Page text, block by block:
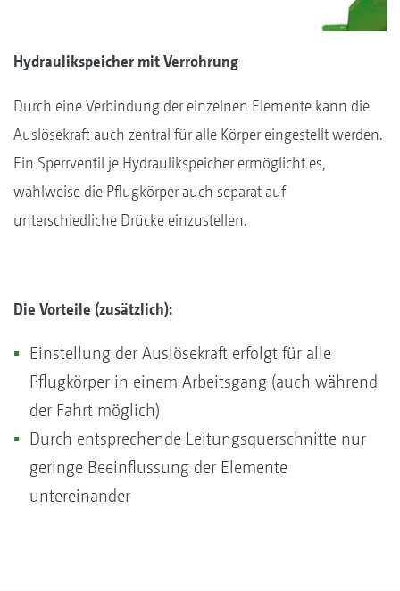
Hydraulikspeicher mit Verrohrung
Durch eine Verbindung der einzelnen Elemente kann die
Auslösekraft auch zentral für alle Körper eingestellt werden.
Ein Sperrventil je Hydraulikspeicher ermöglicht es,
wahlweise die Pflugkörper auch separat auf
unterschiedliche Drücke einzustellen.
Die Vorteile (zusätzlich):
Einstellung der Auslösekraft erfolgt für alle
Pflugkörper in einem Arbeitsgang (auch während
der Fahrt möglich)
Durch entsprechende Leitungsquerschnitte nur
geringe Beeinflussung der Elemente
untereinander